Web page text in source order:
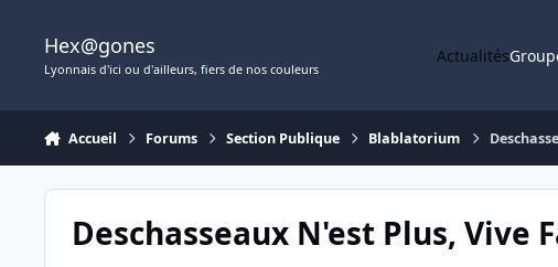
Hex@gones
Lyonnais d'ici ou d'ailleurs, fiers de nos couleurs
Actualités
Accueil Forums Section Publique Blablatorium
Deschasseaux N'est Plus, Vive